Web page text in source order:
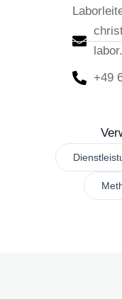
+49